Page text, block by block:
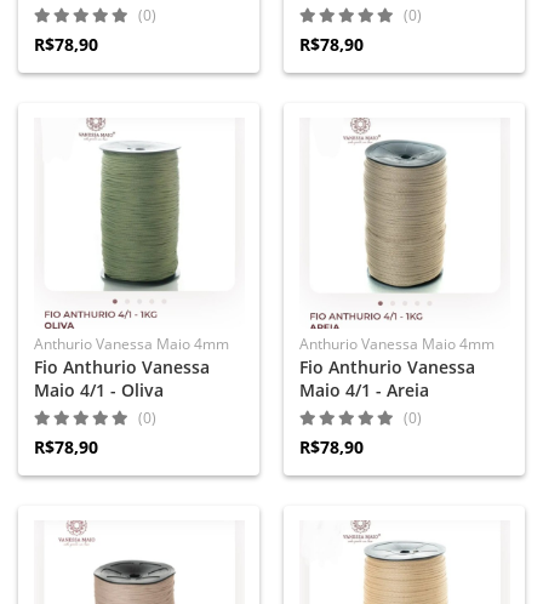
(0)
R$78,90
(0)
R$78,90
Anthurio Vanessa Maio 4mm
Fio Anthurio Vanessa
Maio 4/1 - Oliva
(0)
R$78,90
Anthurio Vanessa Maio 4mm
Fio Anthurio Vanessa
Maio 4/1 - Areia
(0)
R$78,90